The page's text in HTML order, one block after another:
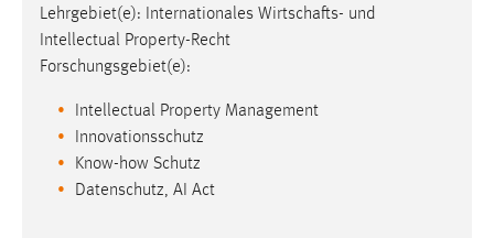
Lehrgebiet(e): Internationales Wirtschafts- und
Intellectual Property-Recht
Forschungsgebiet(e):
Intellectual Property Management
Innovationsschutz
Know-how Schutz
Datenschutz, AI Act